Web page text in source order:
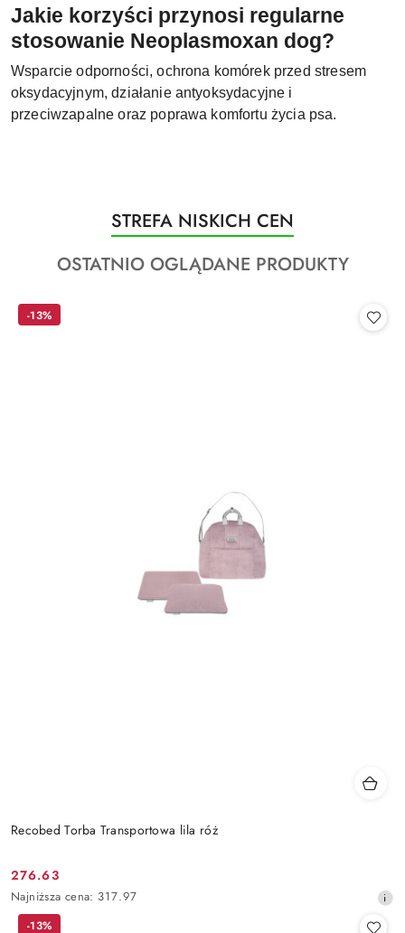
Jakie korzyści przynosi regularne
stosowanie Neoplasmoxan dog?
Wsparcie odporności, ochrona komórek przed stresem
oksydacyjnym, działanie antyoksydacyjne i
przeciwzapalne oraz poprawa komfortu życia psa.
Pomiń karuzelę produktów
Produkty
o
statusie:
STREFA NISKICH CEN
Produkty
statusie:
OSTATNIO OGLĄDANE PRODUKTY
Recobed Torba Transportowa lila róż
Cena
promocyjna:
276.63
Najniższa
cena
Najniższa cena: 317.97
-13%
-13%